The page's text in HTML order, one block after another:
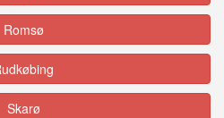
Romsø
Skarø